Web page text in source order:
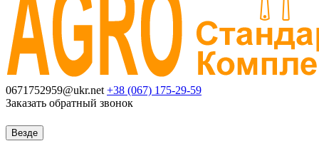
0671752959@ukr.net +38 (067) 175-29-59
Заказать обратный звонок
Везде